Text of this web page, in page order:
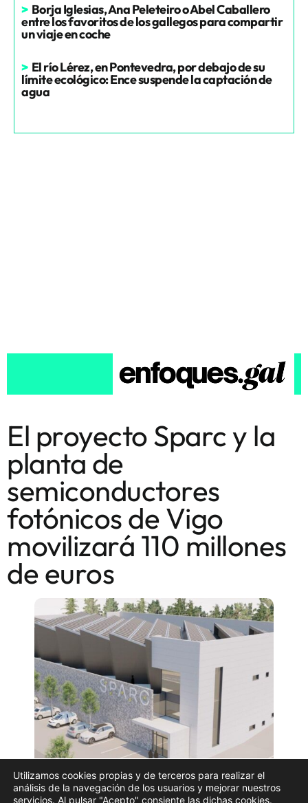
> Borja Iglesias, Ana Peleteiro o Abel Caballero
entre los favoritos de los gallegos para compartir
un viaje en coche
> El río Lérez, en Pontevedra, por debajo de su
límite ecológico: Ence suspende la captación de
agua
El proyecto Sparc y la
planta de
semiconductores
fotónicos de Vigo
movilizará 110 millones
de euros
Utilizamos cookies propias y de terceros para realizar el
análisis de la navegación de los usuarios y mejorar nuestros
servicios. Al pulsar "Acepto" consiente las dichas cookies.